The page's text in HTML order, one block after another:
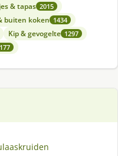
& tapas 2015
buiten koken 1434
Kip & gevogelte 1297